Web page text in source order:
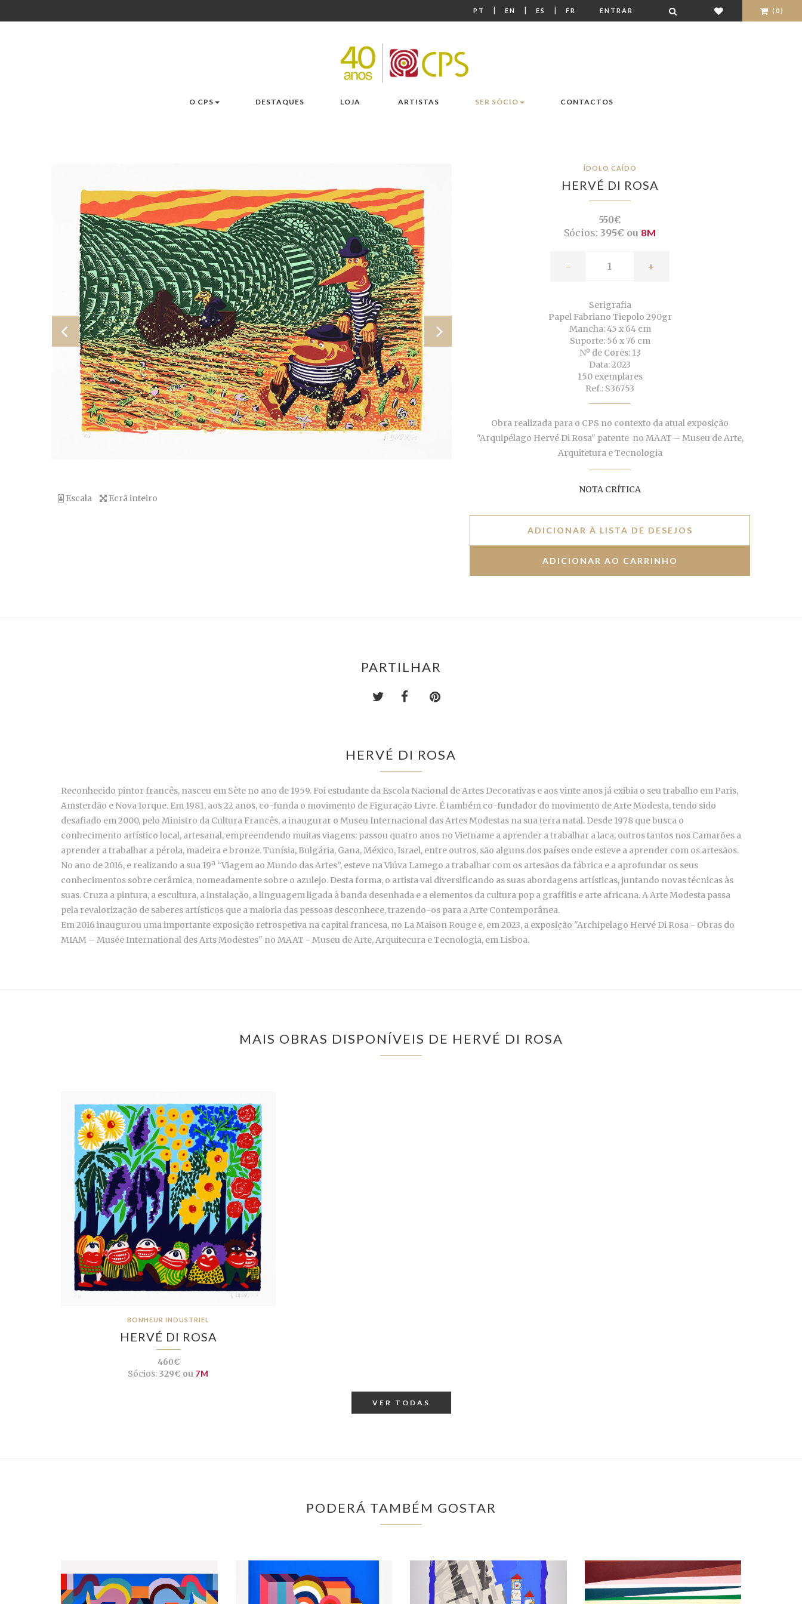
PT | EN | ES | FR ENTRAR (0)
O CPS DESTAQUES LOJA ARTISTAS SER SÓCIO CONTACTOS
Escala Ecrã inteiro
ÍDOLO CAÍDO
HERVÉ DI ROSA
550€
Sócios: 395€ ou 8M
- +
Serigrafia
Papel Fabriano Tiepolo 290gr
Mancha: 45 x 64 cm
Suporte: 56 x 76 cm
Nº de Cores: 13
Data: 2023
150 exemplares
Ref.: S36753
Obra realizada para o CPS no contexto da atual exposição
"Arquipélago Hervé Di Rosa" patente no MAAT – Museu de Arte,
Arquitetura e Tecnologia
NOTA CRÍTICA
ADICIONAR À LISTA DE DESEJOS
PARTILHAR
HERVÉ DI ROSA
Reconhecido pintor francês, nasceu em Sète no ano de 1959. Foi estudante da Escola Nacional de Artes Decorativas e aos vinte anos já exibia o seu trabalho em Paris,
Amsterdão e Nova Iorque. Em 1981, aos 22 anos, co-funda o movimento de Figuração Livre. É também co-fundador do movimento de Arte Modesta, tendo sido
desafiado em 2000, pelo Ministro da Cultura Francês, a inaugurar o Museu Internacional das Artes Modestas na sua terra natal. Desde 1978 que busca o
conhecimento artístico local, artesanal, empreendendo muitas viagens: passou quatro anos no Vietname a aprender a trabalhar a laca, outros tantos nos Camarões a
aprender a trabalhar a pérola, madeira e bronze. Tunísia, Bulgária, Gana, México, Israel, entre outros, são alguns dos países onde esteve a aprender com os artesãos.
No ano de 2016, e realizando a sua 19ª “Viagem ao Mundo das Artes”, esteve na Viúva Lamego a trabalhar com os artesãos da fábrica e a aprofundar os seus
conhecimentos sobre cerâmica, nomeadamente sobre o azulejo. Desta forma, o artista vai diversificando as suas abordagens artísticas, juntando novas técnicas às
suas. Cruza a pintura, a escultura, a instalação, a linguagem ligada à banda desenhada e a elementos da cultura pop a graffitis e arte africana. A Arte Modesta passa
pela revalorização de saberes artísticos que a maioria das pessoas desconhece, trazendo-os para a Arte Contemporânea.
Em 2016 inaugurou uma importante exposição retrospetiva na capital francesa, no La Maison Rouge e, em 2023, a exposição "Archipelago Hervé Di Rosa - Obras do
MIAM – Musée International des Arts Modestes" no MAAT - Museu de Arte, Arquitecura e Tecnologia, em Lisboa.
MAIS OBRAS DISPONÍVEIS DE HERVÉ DI ROSA
BONHEUR INDUSTRIEL
HERVÉ DI ROSA
460€
Sócios: 329€ ou 7M
VER TODAS
PODERÁ TAMBÉM GOSTAR